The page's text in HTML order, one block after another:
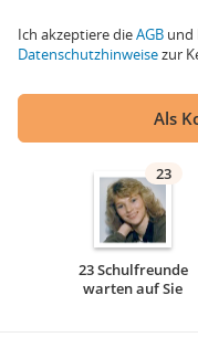
Ich akzeptiere dieAGB und
Datenschutzhinweisezur
Als
23
23 Schulfreunde
warten auf Sie